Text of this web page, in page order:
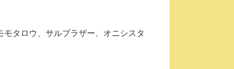
タロウ、サルブラザー、オニシスタ